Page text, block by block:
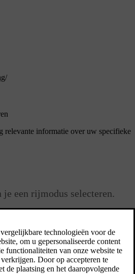
/
relevante informatie over uw specifieke
een rijmodus selecteren.
Als je een rijmodus selecteert, kan je
aanpassen aan het beoogde
instellingen kunnen worden
kun je een rijmodus selecteren.